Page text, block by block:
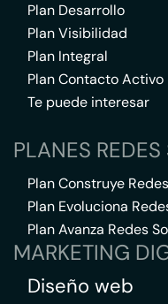
Plan Desarrollo
Plan Visibilidad
Plan Integral
Plan Contacto Activo
Te puede interesar
PLANES
Plan Construye
Plan Evoluciona
Plan Avanza Redes
MARKETING
Diseño web